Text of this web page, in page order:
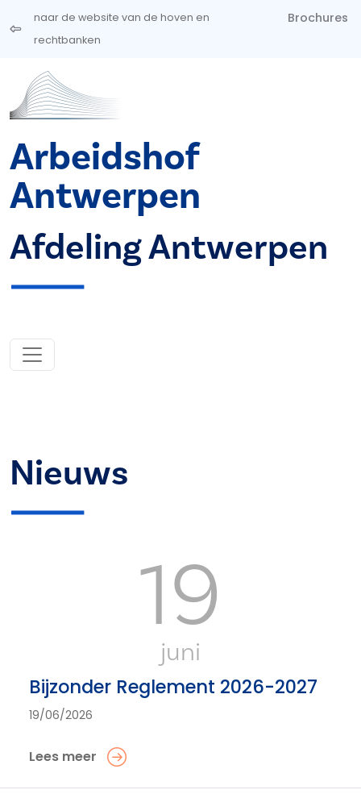
Overslaan en naar de inhoud gaan
naar de website van de hoven en
rechtbanken
Brochures
Arbeidshof
Antwerpen
Afdeling Antwerpen
Nieuws
19
juni
Bijzonder Reglement 2026-2027
19/06/2026
Lees meer